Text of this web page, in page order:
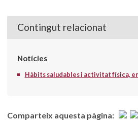
Contingut relacionat
Notícies
Hàbits saludables i activitat física,
Comparteix aquesta pàgina: